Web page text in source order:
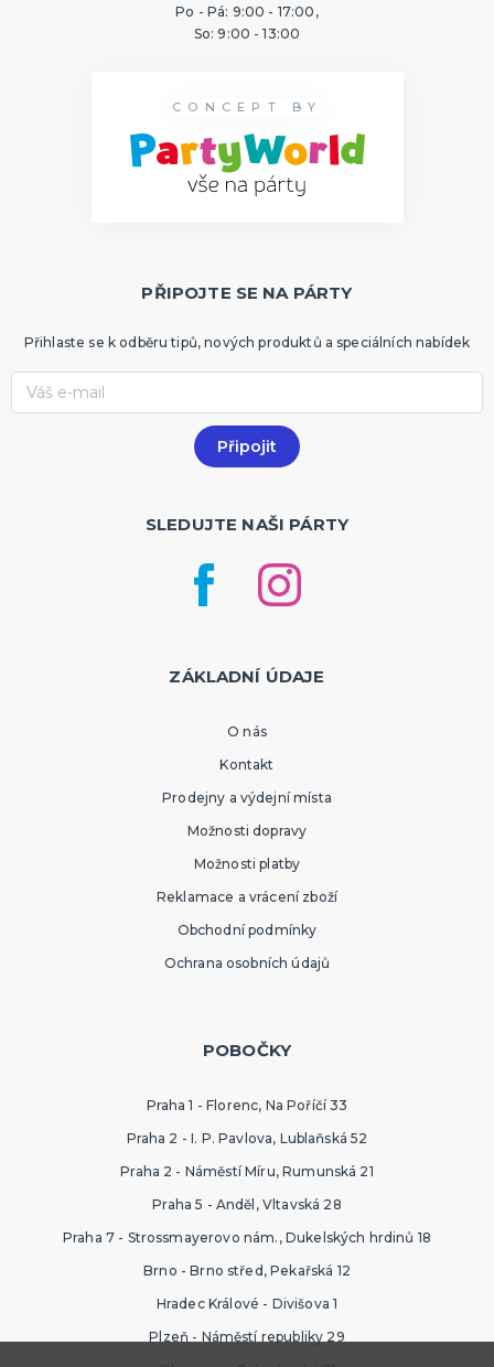
Po - Pá: 9:00 - 17:00,
So: 9:00 - 13:00
CONCEPT BY
PŘIPOJTE SE NA PÁRTY
Přihlaste se k odběru tipů, nových produktů a speciálních nabídek
SLEDUJTE NAŠI PÁRTY
ZÁKLADNÍ ÚDAJE
O nás
Kontakt
Prodejny a výdejní místa
Možnosti dopravy
Možnosti platby
Reklamace a vrácení zboží
Obchodní podmínky
Ochrana osobních údajů
POBOČKY
Praha 1 - Florenc, Na Poříčí 33
Praha 2 - I. P. Pavlova, Lublaňská 52
Praha 2 - Náměstí Míru, Rumunská 21
Praha 5 - Anděl, Vltavská 28
Praha 7 - Strossmayerovo nám., Dukelských hrdinů 18
Brno - Brno střed, Pekařská 12
Hradec Králové - Divišova 1
Plzeň - Náměstí republiky 29